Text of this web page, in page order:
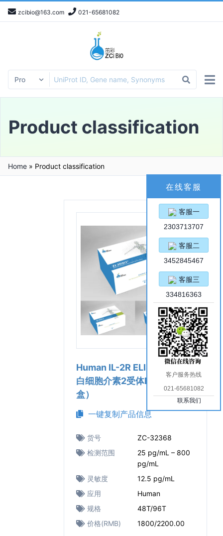
zcibio@163.com 021-65681082
Product classification
Home » Product classification
Human IL-2R ELISA Kit（人
白细胞介素2受体ELISA试剂
盒）
一键复制产品信息
货号
ZC-32368
检测范围
25 pg/mL – 800
pg/mL
灵敏度
12.5 pg/mL
应用
Human
规格
48T/96T
价格(RMB)
1800/2200.00
在线客服
客服一
2303713707
客服二
3452845467
客服三
334816363
客户服务热线
021-65681082
联系我们